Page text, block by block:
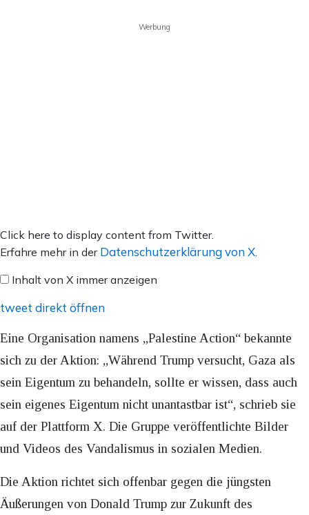
Werbung
Inhalt
von
anzeigen
Click here to display content from Twitter.
Erfahre mehr in der Datenschutzerklärung von X.
Inhalt von X immer anzeigen
tweet direkt öffnen
Eine Organisation namens „Palestine Action“ bekannte
sich zu der Aktion: „Während Trump versucht, Gaza als
sein Eigentum zu behandeln, sollte er wissen, dass auch
sein eigenes Eigentum nicht unantastbar ist“, schrieb sie
auf der Plattform X. Die Gruppe veröffentlichte Bilder
und Videos des Vandalismus in sozialen Medien.
Die Aktion richtet sich offenbar gegen die jüngsten
Äußerungen von Donald Trump zur Zukunft des